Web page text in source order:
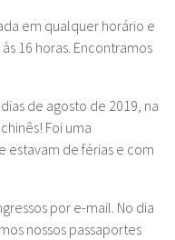
em qualquer horário e
16 horas. Encontramos
de agosto de 2019, na
Foi uma
estavam de férias e com
por e-mail. No dia
nossos passaportes